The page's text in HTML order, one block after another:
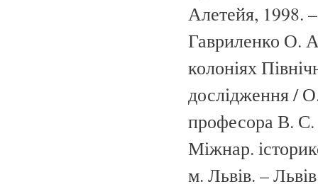
Алетейя, 1998.
Гавриленко О.
колоніях
дослідження /
професора В. С.
Міжнар.
м. Львів. –